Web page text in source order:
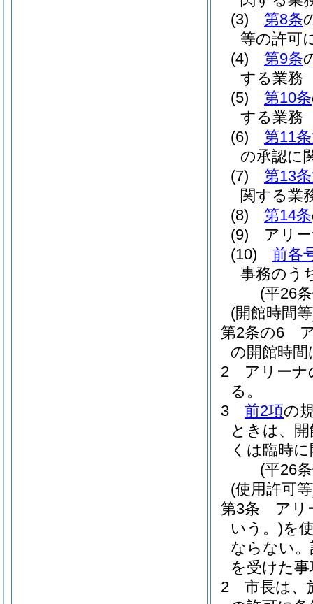
(3)
第8条
等の許可
(4)
第9条
する業務
(5)
第10条
する業務
(6)
第11
の承認に
(7)
第13
関する業
(8)
第14条
(9)
アリ
(10)
前各
事務のう
(平26
(開館時間
第2条の6
の開館時
2
アリーナ
る。
3
前2項の
ときは、
くは臨時
(平26
(使用許可
第3条
アリ
いう。)を
ならない。
を受けた
2
市長は、